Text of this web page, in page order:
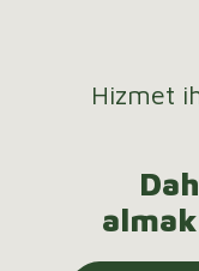
Hizmet